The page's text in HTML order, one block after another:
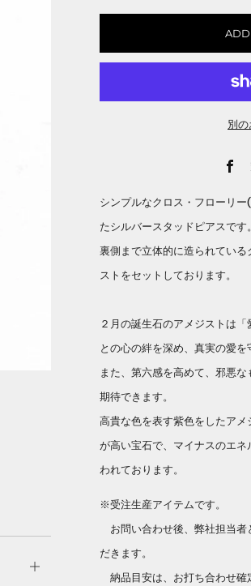
ADD
別
シンプルなクロス・フローリ
たシルバースタッドピアスです。
裏側まで立体的に造られてい
ストをセットしております。
２月の誕生石のアメジストは
との心の絆を深め、真実の愛を
また、第六感を高めて、邪悪
期待できます。
高貴な色を表す紫色をしたア
が高い宝石で、マイナスのエ
われております。
※受注生産アイテムです。
お問い合わせ後、弊社担当者
だきます。
納品目安は、お打ち合わせ確
Open